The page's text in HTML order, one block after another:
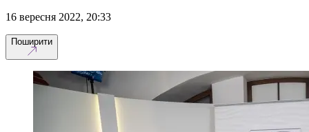
16 вересня 2022, 20:33
Поширити